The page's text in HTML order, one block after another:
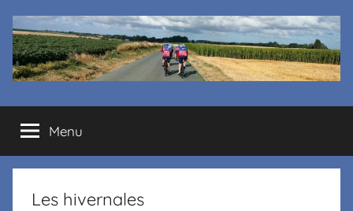
Cyclo
club
La
Menu
Les hivernales